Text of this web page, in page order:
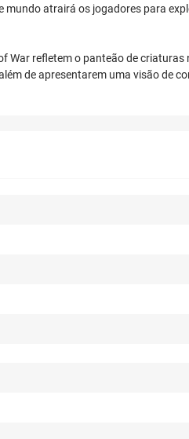
mundo atrairá os jogadores para
War refletem o panteão de
de apresentarem uma visão de